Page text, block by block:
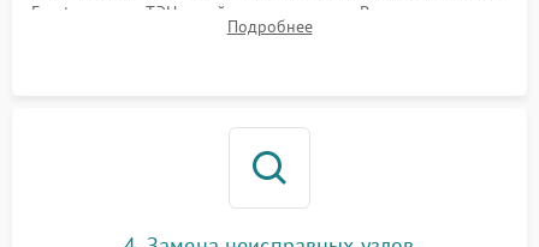
Frost, включая ТЭН оттайки и вентилятор. Ремонт или замена
платы управления при сбоях алгоритмов.
Подробнее